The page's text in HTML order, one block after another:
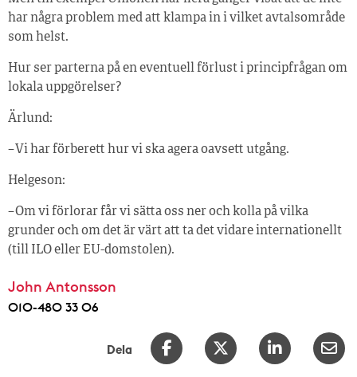
har några problem med att klampa in i vilket avtalsområde
som helst.
Hur ser parterna på en eventuell förlust i principfrågan om
lokala uppgörelser?
Ärlund:
– Vi har förberett hur vi ska agera oavsett utgång.
Helgeson:
– Om vi förlorar får vi sätta oss ner och kolla på vilka
grunder och om det är värt att ta det vidare internationellt
(till ILO eller EU-domstolen).
John Antonsson
010-480 33 06
Dela